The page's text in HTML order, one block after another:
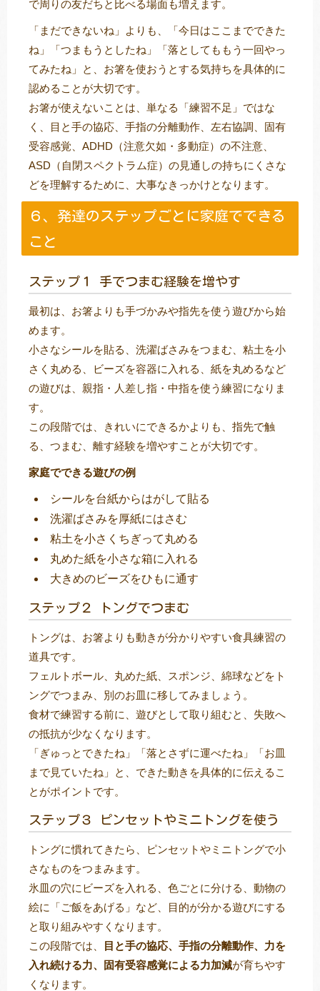
で周りの友だちと比べる場面も増えます。
「まだできないね」よりも、「今日はここまでできた
ね」「つまもうとしたね」「落としてももう一回やっ
てみたね」と、お箸を使おうとする気持ちを具体的に
認めることが大切です。
お箸が使えないことは、単なる「練習不足」ではな
く、目と手の協応、手指の分離動作、左右協調、固有
受容感覚、ADHD（注意欠如・多動症）の不注意、
ASD（自閉スペクトラム症）の見通しの持ちにくさな
どを理解するために、大事なきっかけとなります。
６、発達のステップごとに家庭でできる
こと
ステップ１ 手でつまむ経験を増やす
最初は、お箸よりも手づかみや指先を使う遊びから始
めます。
小さなシールを貼る、洗濯ばさみをつまむ、粘土を小
さく丸める、ビーズを容器に入れる、紙を丸めるなど
の遊びは、親指・人差し指・中指を使う練習になりま
す。
この段階では、きれいにできるかよりも、指先で触
る、つまむ、離す経験を増やすことが大切です。
家庭でできる遊びの例
シールを台紙からはがして貼る
洗濯ばさみを厚紙にはさむ
粘土を小さくちぎって丸める
丸めた紙を小さな箱に入れる
大きめのビーズをひもに通す
ステップ２ トングでつまむ
トングは、お箸よりも動きが分かりやすい食具練習の
道具です。
フェルトボール、丸めた紙、スポンジ、綿球などをト
ングでつまみ、別のお皿に移してみましょう。
食材で練習する前に、遊びとして取り組むと、失敗へ
の抵抗が少なくなります。
「ぎゅっとできたね」「落とさずに運べたね」「お皿
まで見ていたね」と、できた動きを具体的に伝えるこ
とがポイントです。
ステップ３ ピンセットやミニトングを使う
トングに慣れてきたら、ピンセットやミニトングで小
さなものをつまみます。
氷皿の穴にビーズを入れる、色ごとに分ける、動物の
絵に「ご飯をあげる」など、目的が分かる遊びにする
と取り組みやすくなります。
この段階では、
目と手の協応、手指の分離動作、力を
入れ続ける力、固有受容感覚による力加減が育ちやす
くなります。